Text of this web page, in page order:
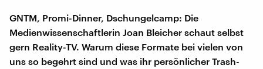
GNTM, Promi-Dinner, Dschungelcamp: Die
Medienwissenschaftlerin Joan Bleicher schaut selbst
gern Reality-TV. Warum diese Formate bei vielen von
uns so begehrt sind und was ihr persönlicher Trash-